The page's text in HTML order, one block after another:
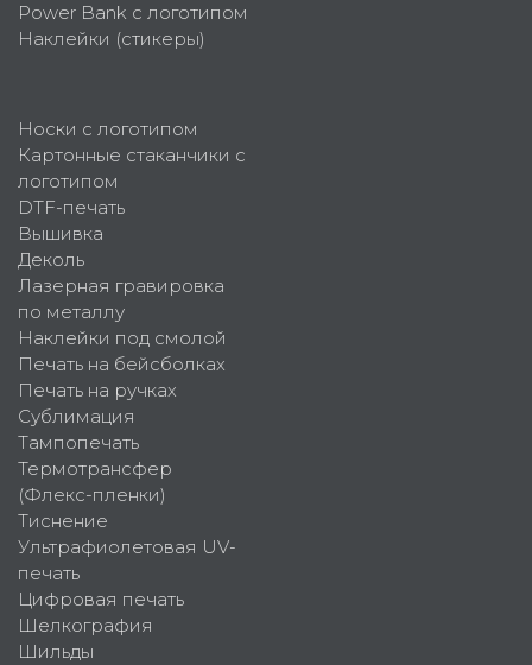
Power Bank с логотипом
Наклейки (стикеры)
Носки с логотипом
Картонные стаканчики с
логотипом
DTF-печать
Вышивка
Деколь
Лазерная гравировка
по металлу
Наклейки под смолой
Печать на бейсболках
Печать на ручках
Сублимация
Тампопечать
Термотрансфер
(Флекс-пленки)
Тиснение
Ультрафиолетовая UV-
печать
Цифровая печать
Шелкография
Шильды